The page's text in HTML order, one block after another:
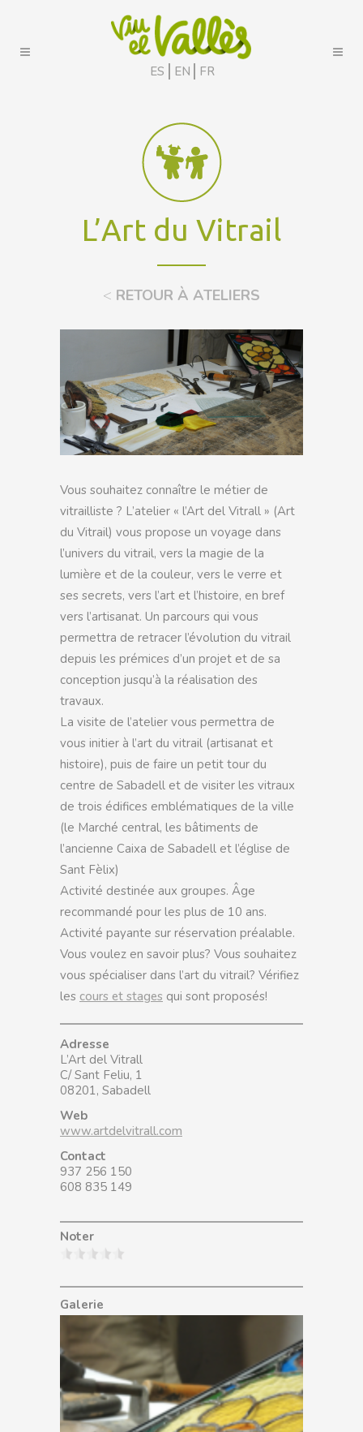
ES EN FR
L’Art du Vitrail
< RETOUR À ATELIERS
Vous souhaitez connaître le métier de
vitrailliste ? L’atelier « l’Art del Vitrall » (Art
du Vitrail) vous propose un voyage dans
l’univers du vitrail, vers la magie de la
lumière et de la couleur, vers le verre et
ses secrets, vers l’art et l’histoire, en bref
vers l’artisanat. Un parcours qui vous
permettra de retracer l’évolution du vitrail
depuis les prémices d’un projet et de sa
conception jusqu’à la réalisation des
travaux.
La visite de l’atelier vous permettra de
vous initier à l’art du vitrail (artisanat et
histoire), puis de faire un petit tour du
centre de Sabadell et de visiter les vitraux
de trois édifices emblématiques de la ville
(le Marché central, les bâtiments de
l’ancienne Caixa de Sabadell et l’église de
Sant Fèlix)
Activité destinée aux groupes. Âge
recommandé pour les plus de 10 ans.
Activité payante sur réservation préalable.
Vous voulez en savoir plus? Vous souhaitez
vous spécialiser dans l’art du vitrail? Vérifiez
les cours et stages qui sont proposés!
Adresse
L’Art del Vitrall
C/ Sant Feliu, 1
08201, Sabadell
Web
www.artdelvitrall.com
Contact
937 256 150
608 835 149
Noter
Galerie